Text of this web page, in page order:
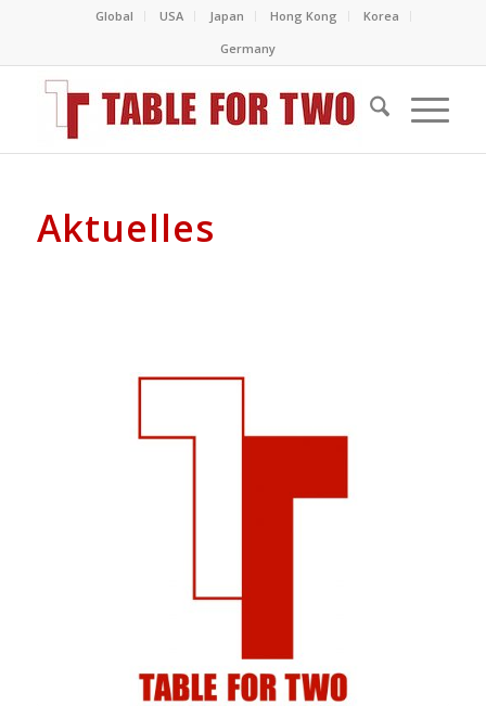
Global USA Japan Hong Kong
Korea
Germany
Aktuelles